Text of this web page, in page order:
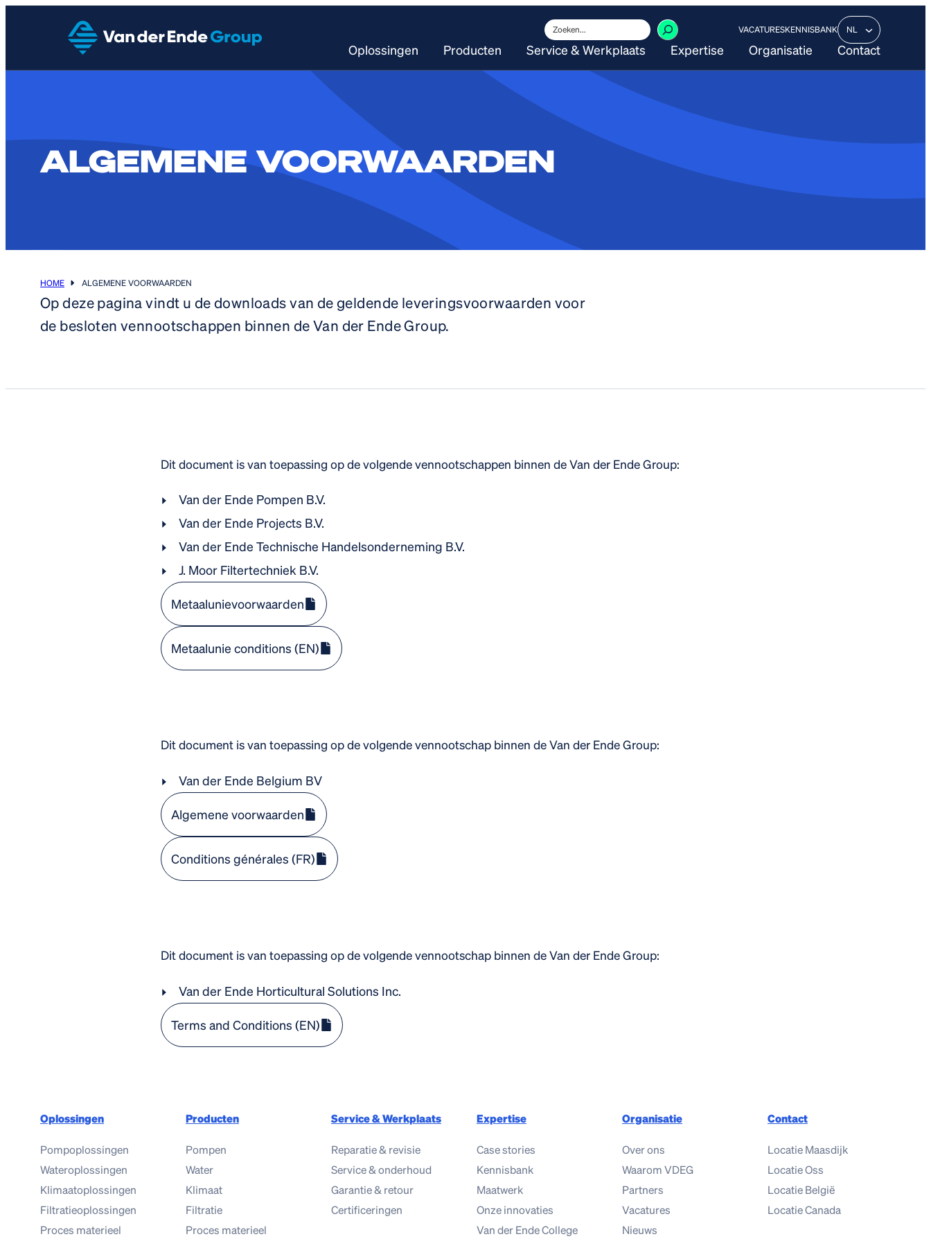
Zoeken VACATURESKENNISBANK NL
Oplossingen Producten Service & Werkplaats Expertise Organisatie Contact
ALGEMENE VOORWAARDEN
HOME ALGEMENE VOORWAARDEN
Op deze pagina vindt u de downloads van de geldende leveringsvoorwaarden voor
de besloten vennootschappen binnen de Van der Ende Group.
Dit document is van toepassing op de volgende vennootschappen binnen de Van der Ende Group:
Van der Ende Pompen B.V.
Van der Ende Projects B.V.
Van der Ende Technische Handelsonderneming B.V.
J. Moor Filtertechniek B.V.
Metaalunievoorwaarden
Metaalunie conditions (EN)
Dit document is van toepassing op de volgende vennootschap binnen de Van der Ende Group:
Van der Ende Belgium BV
Algemene voorwaarden
Conditions générales (FR)
Dit document is van toepassing op de volgende vennootschap binnen de Van der Ende Group:
Van der Ende Horticultural Solutions Inc.
Terms and Conditions (EN)
Oplossingen
Pompoplossingen
Wateroplossingen
Klimaatoplossingen
Filtratieoplossingen
Proces materieel
Producten
Pompen
Water
Klimaat
Filtratie
Proces materieel
Service & Werkplaats
Reparatie & revisie
Service & onderhoud
Garantie & retour
Certificeringen
Expertise
Case stories
Kennisbank
Maatwerk
Onze innovaties
Van der Ende College
Organisatie
Over ons
Waarom VDEG
Partners
Vacatures
Nieuws
Contact
Locatie Maasdijk
Locatie Oss
Locatie België
Locatie Canada